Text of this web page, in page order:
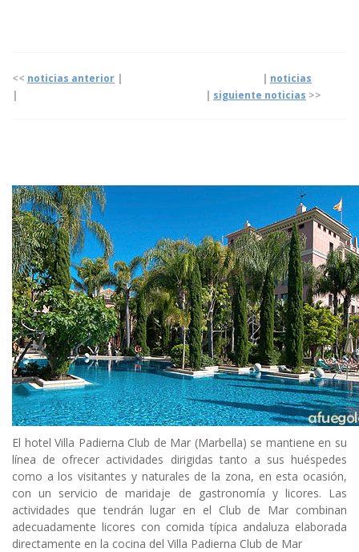
<< noticias anterior | | noticias
|
| siguiente noticias >>
El hotel Villa Padierna Club de Mar (Marbella) se mantiene en su
línea de ofrecer actividades dirigidas tanto a sus huéspedes
como a los visitantes y naturales de la zona, en esta ocasión,
con un servicio de maridaje de gastronomía y licores. Las
actividades que tendrán lugar en el Club de Mar combinan
adecuadamente licores con comida típica andaluza elaborada
directamente en la cocina del Villa Padierna Club de Mar